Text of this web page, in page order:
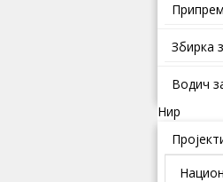
Збирка
Водич
Нир